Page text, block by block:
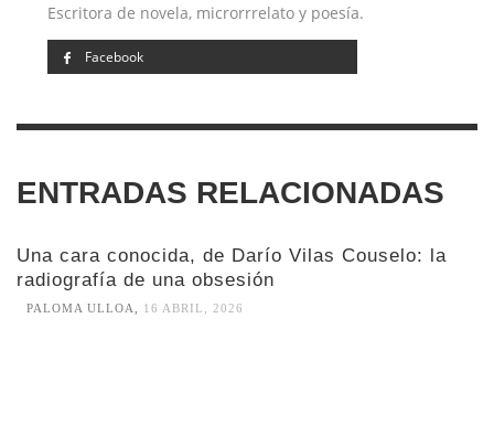
Escritora de novela, microrrrelato y poesía.
Facebook
ENTRADAS RELACIONADAS
Una cara conocida, de Darío Vilas Couselo: la
radiografía de una obsesión
PALOMA ULLOA 16 ABRIL, 2026